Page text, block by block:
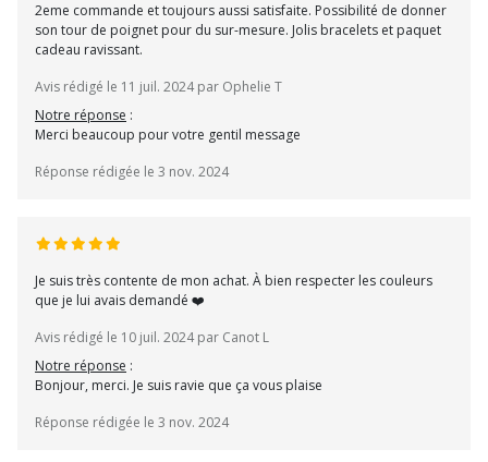
2eme commande et toujours aussi satisfaite. Possibilité de donner
son tour de poignet pour du sur-mesure. Jolis bracelets et paquet
cadeau ravissant.
Avis rédigé le 11 juil. 2024 par Ophelie T
Notre réponse :
Merci beaucoup pour votre gentil message
Réponse rédigée le 3 nov. 2024
Je suis très contente de mon achat. À bien respecter les couleurs
que je lui avais demandé ❤️
Avis rédigé le 10 juil. 2024 par Canot L
Notre réponse :
Bonjour, merci. Je suis ravie que ça vous plaise
Réponse rédigée le 3 nov. 2024